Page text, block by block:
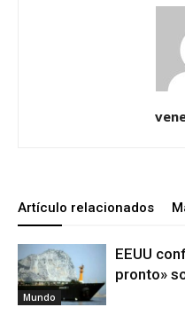
Artículo relacionados
Mundo
EEUU
pronto»